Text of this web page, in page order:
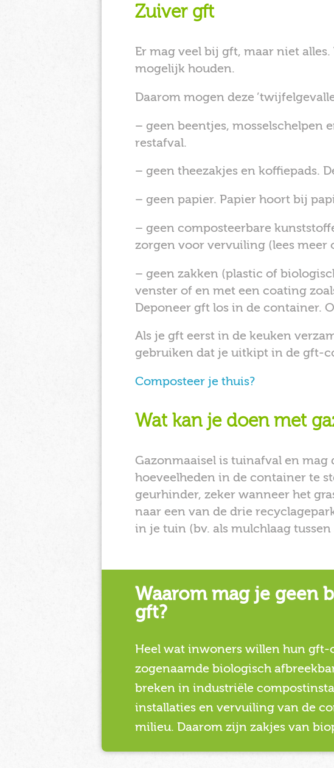
Zuiver gft
Er mag veel bij gft, maar niet
mogelijk houden.
Daarom mogen deze
– geen beentjes, mosselschelpen
restafval.
– geen theezakjes en koffiepads.
– geen papier. Papier hoort bij
– geen composteerbare
zorgen voor vervuiling (lees meer
– geen zakken (plastic of
venster of en met een coating
Deponeer gft los in de container.
Als je gft eerst in de keuken
gebruiken dat je uitkipt in de gft-
Composteer je thuis?
Wat kan je doen met
Gazonmaaisel is tuinafval en
hoeveelheden in de container te
geurhinder, zeker wanneer het
naar een van de drie
in je tuin (bv. als mulchlaag
Waarom mag je geen
gft?
Heel wat inwoners willen hun
zogenaamde biologisch
breken in industriële
installaties en vervuiling van de
milieu. Daarom zijn zakjes van